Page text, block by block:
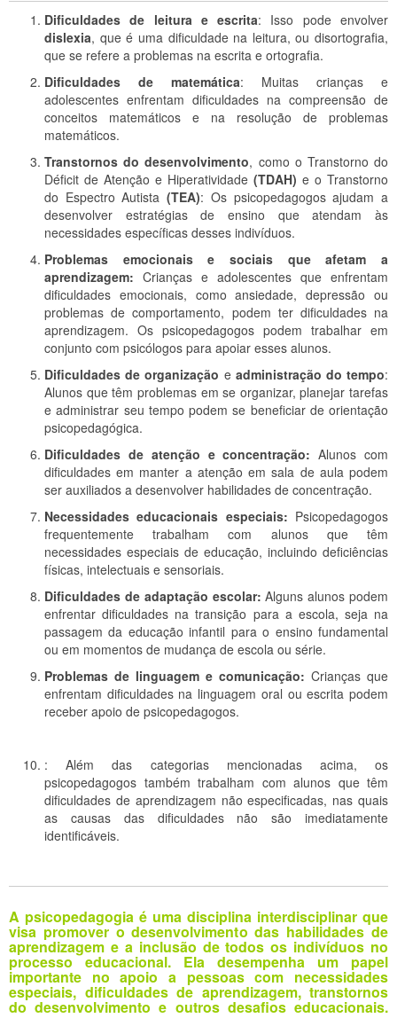
Dificuldades de leitura e escrita: Isso pode envolver
dislexia, que é uma dificuldade na leitura, ou disortografia,
que se refere a problemas na escrita e ortografia.
Dificuldades de matemática: Muitas crianças e
adolescentes enfrentam dificuldades na compreensão de
conceitos matemáticos e na resolução de problemas
matemáticos.
Transtornos do desenvolvimento, como o Transtorno do
Déficit de Atenção e Hiperatividade (TDAH) e o Transtorno
do Espectro Autista(TEA): Os psicopedagogos ajudam a
desenvolver estratégias de ensino que atendam às
necessidades específicas desses indivíduos.
Problemas emocionais e sociais que afetam a
aprendizagem: Crianças e adolescentes que enfrentam
dificuldades emocionais, como ansiedade, depressão ou
problemas de comportamento, podem ter dificuldades na
aprendizagem. Os psicopedagogos podem trabalhar em
conjunto com psicólogos para apoiar esses alunos.
Dificuldades de organização e administração do tempo:
Alunos que têm problemas em se organizar, planejar tarefas
e administrar seu tempo podem se beneficiar de orientação
psicopedagógica.
Dificuldades de atenção e concentração: Alunos com
dificuldades em manter a atenção em sala de aula podem
ser auxiliados a desenvolver habilidades de concentração.
Necessidades educacionais especiais: Psicopedagogos
frequentemente trabalham com alunos que têm
necessidades especiais de educação, incluindo deficiências
físicas, intelectuais e sensoriais.
Dificuldades de adaptação escolar: Alguns alunos podem
enfrentar dificuldades na transição para a escola, seja na
passagem da educação infantil para o ensino fundamental
ou em momentos de mudança de escola ou série.
Problemas de linguagem e comunicação: Crianças que
enfrentam dificuldades na linguagem oral ou escrita podem
receber apoio de psicopedagogos.
: Além das categorias mencionadas acima, os
psicopedagogos também trabalham com alunos que têm
dificuldades de aprendizagem não especificadas, nas quais
as causas das dificuldades não são imediatamente
identificáveis.
A psicopedagogia é uma disciplina interdisciplinar que
visa promover o desenvolvimento das habilidades de
aprendizagem e a inclusão de todos os indivíduos no
processo educacional. Ela desempenha um papel
importante no apoio a pessoas com necessidades
especiais, dificuldades de aprendizagem, transtornos
do desenvolvimento e outros desafios educacionais.